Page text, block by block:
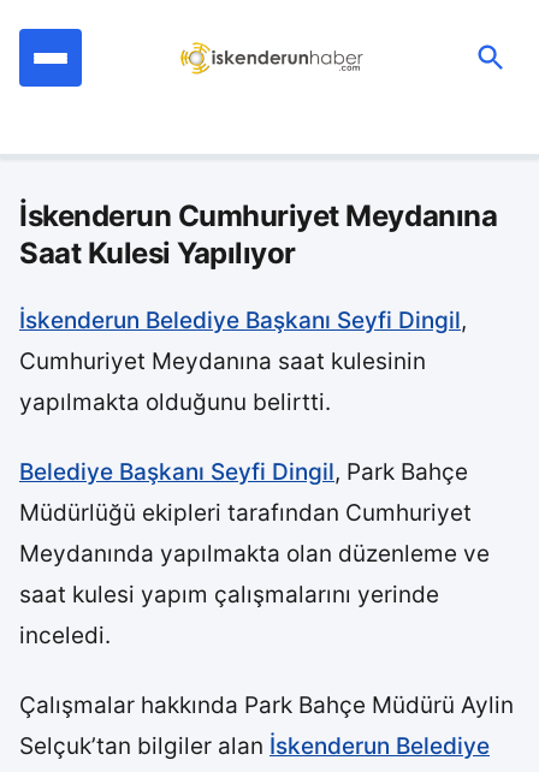
İskenderun Cumhuriyet Meydanına
Saat Kulesi Yapılıyor
İskenderun Belediye Başkanı Seyfi Dingil,
Cumhuriyet Meydanına saat kulesinin
yapılmakta olduğunu belirtti.
Belediye Başkanı Seyfi Dingil, Park Bahçe
Müdürlüğü ekipleri tarafından Cumhuriyet
Meydanında yapılmakta olan düzenleme ve
saat kulesi yapım çalışmalarını yerinde
inceledi.
Çalışmalar hakkında Park Bahçe Müdürü Aylin
Selçuk’tan bilgiler alan İskenderun Belediye